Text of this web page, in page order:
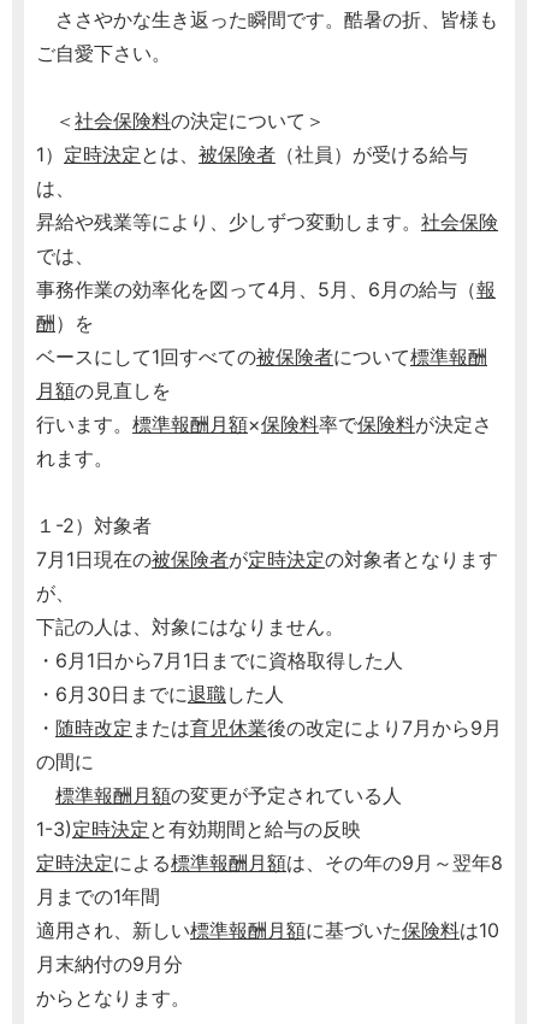
ささやかな生き返った瞬間です。酷暑の折、皆様も
ご自愛下さい。
＜ 社会保険料の決定について＞
1） 定時決定とは、 被保険者 （社員）が受ける給与
は、
昇給や残業等により、少しずつ変動します。 社会保険
では、
事務作業の効率化を図って4月、5月、6月の給与（報
酬）を
ベースにして1回すべての被保険者について標準報酬
月額の見直しを
行います。 標準報酬月額×保険料率で保険料が決定さ
れます。
１-2）対象者
7月1日現在の被保険者が定時決定の対象者となります
が、
下記の人は、対象にはなりません。
・6月1日から7月1日までに資格取得した人
・6月30日までに退職した人
・ 随時改定 または育児休業後の改定により7月から9月
の間に
標準報酬月額の変更が予定されている人
1-3)定時決定と有効期間と給与の反映
定時決定による標準報酬月額は、その年の9月～翌年8
月までの1年間
適用され、新しい標準報酬月額に基づいた保険料は10
月末納付の9月分
からとなります。